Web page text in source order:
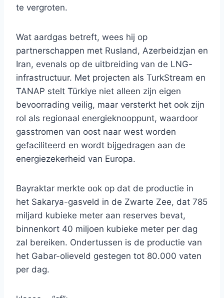
te vergroten.
Wat aardgas betreft, wees hij op
partnerschappen met Rusland, Azerbeidzjan en
Iran, evenals op de uitbreiding van de LNG-
infrastructuur. Met projecten als TurkStream en
TANAP stelt Türkiye niet alleen zijn eigen
bevoorrading veilig, maar versterkt het ook zijn
rol als regionaal energieknooppunt, waardoor
gasstromen van oost naar west worden
gefaciliteerd en wordt bijgedragen aan de
energiezekerheid van Europa.
Bayraktar merkte ook op dat de productie in
het Sakarya-gasveld in de Zwarte Zee, dat 785
miljard kubieke meter aan reserves bevat,
binnenkort 40 miljoen kubieke meter per dag
zal bereiken. Ondertussen is de productie van
het Gabar-olieveld gestegen tot 80.000 vaten
per dag.